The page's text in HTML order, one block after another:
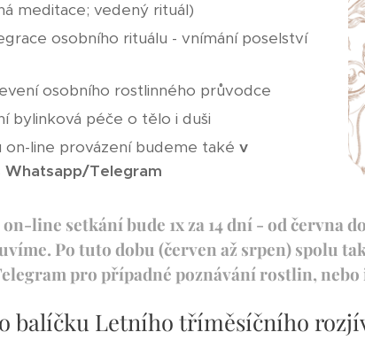
meditace; vedený rituál)
osobního rituálu - vnímání poselství
osobního rostlinného průvodce
bylinková péče o tělo i duši
on-line provázení budeme také v
Telegram
line setkání bude 1x za 14 dní - od června
Po tuto dobu (červen až srpen) spolu
pro případné poznávání rostlin,
balíčku Letního tříměsíčního